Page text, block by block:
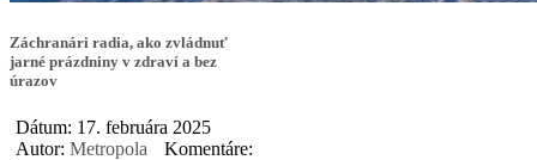
Záchranári radia, ako zvládnuť
jarné prázdniny v zdraví a bez
úrazov
Dátum: 17. februára 2025
Autor: Metropola
Komentáre: